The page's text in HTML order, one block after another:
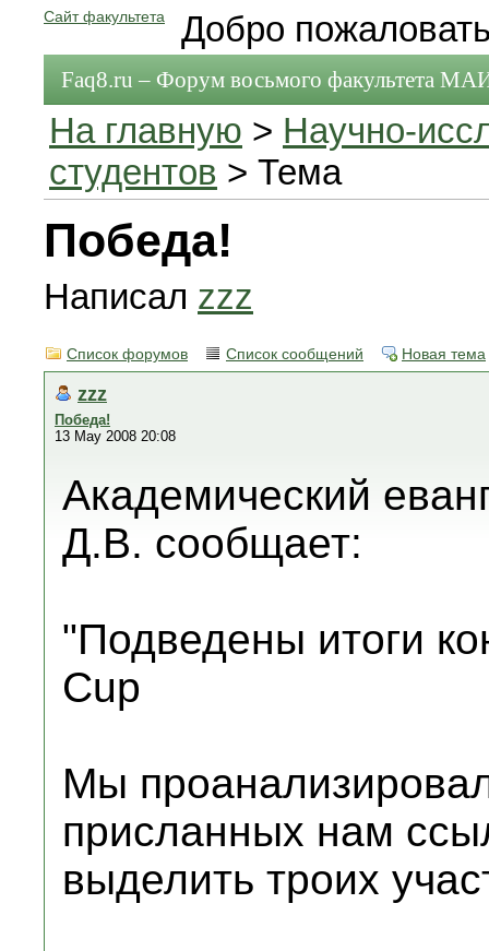
Сайт факультета Добро
Faq8.ru – Форум восьмого факультета
На главную > Научно-
студентов > Тема
Победа!
Написал zzz
Список форумов Список сообщений Новая тема
zzz
Победа!
13 May 2008 20:08
Академический
Д.В. сообщает:
"Подведены итоги
Cup
Мы
присланных нам
выделить троих